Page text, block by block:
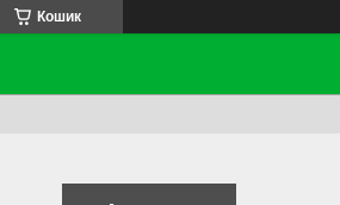
Кошик